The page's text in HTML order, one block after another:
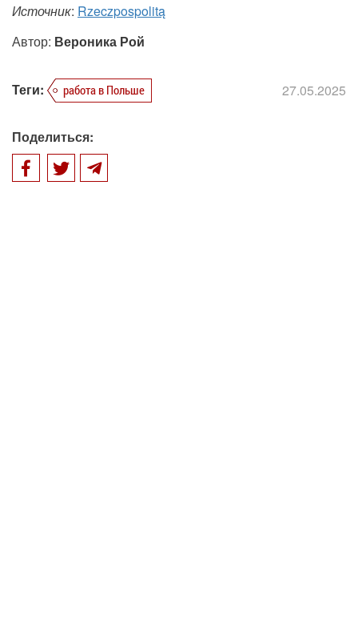
Источник: Rzeczpospolitą
Автор: Вероника Рой
Теги: работа в Польше 27.05.2025
Поделиться: